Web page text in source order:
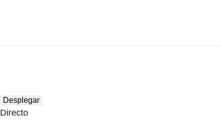
Desplegar
Directo